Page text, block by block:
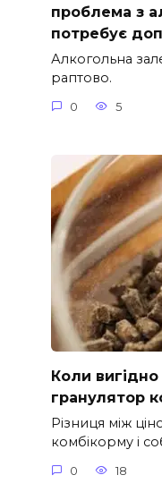
проблема з
потребує
Алкогольна
раптово.
0 5
Коли
гранулятор
Різниця між
комбікорму і
0 18